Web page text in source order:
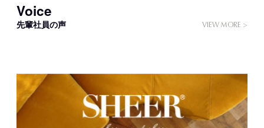
Voice
先輩社員の声